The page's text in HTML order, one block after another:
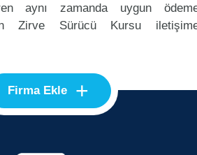
aynı zamanda uygun
Zirve Sürücü Kursu
Firma Ekle +